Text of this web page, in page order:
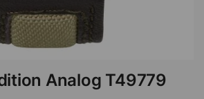
Analog T49779